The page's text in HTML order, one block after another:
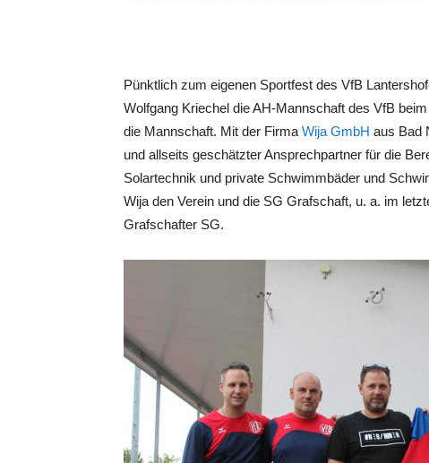
Pünktlich zum eigenen Sportfest des VfB
Wolfgang Kriechel die AH-Mannschaft des VfB
die Mannschaft. Mit der Firma Wija GmbH aus Bad
und allseits geschätzter Ansprechpartner für die
Solartechnik und private Schwimmbäder und
Wija den Verein und die SG Grafschaft, u. a. im
Grafschafter SG.